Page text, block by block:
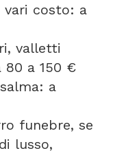
vari costo: a
valletti
80 a 150 €
a
funebre, se
lusso,